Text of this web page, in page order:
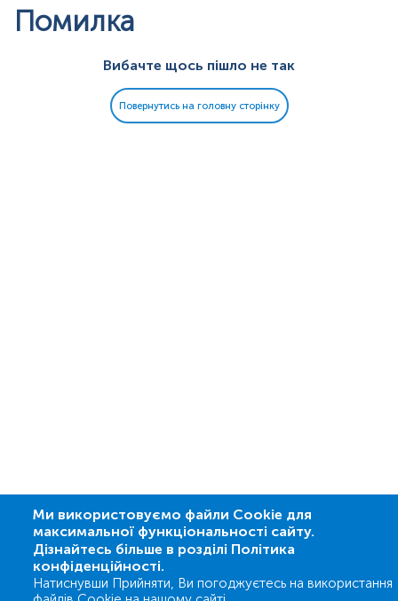
Помилка
Вибачте щось пішло не так
Повернутись на головну сторінку
Ми використовуємо файли Cookie для
максимальної функціональності сайту.
Дізнайтесь більше в розділі Політика
конфіденційності.
Натиснувши Прийняти, Ви погоджуєтесь на використання